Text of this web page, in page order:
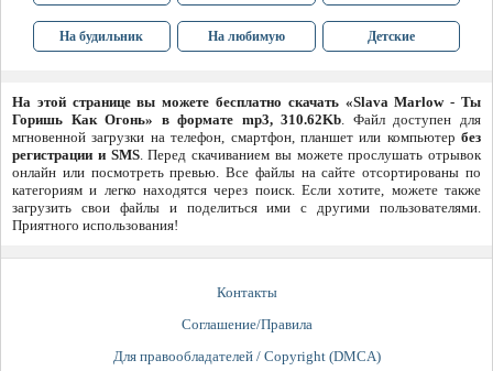
На будильник На любимую Детские
На этой странице вы можете бесплатно скачать «Slava Marlow - Ты
Горишь Как Огонь» в формате mp3, 310.62Kb. Файл доступен для
мгновенной загрузки на телефон, смартфон, планшет или компьютер без
регистрации и SMS. Перед скачиванием вы можете прослушать отрывок
онлайн или посмотреть превью. Все файлы на сайте отсортированы по
категориям и легко находятся через поиск. Если хотите, можете также
загрузить свои файлы и поделиться ими с другими пользователями.
Приятного использования!
Контакты
Соглашение/Правила
Для правообладателей / Copyright (DMCA)